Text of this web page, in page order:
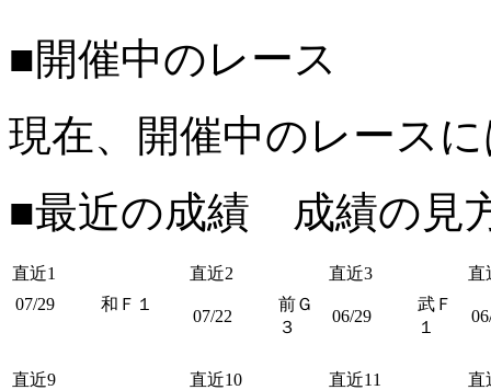
■開催中のレース
現在、開催中のレース
■最近の成績 成績の見
直近1 直近2 直近3
直
07/29
和Ｆ１
07/22
前Ｇ
３
06/29
武Ｆ
１
直近9 直近10 直近11
直